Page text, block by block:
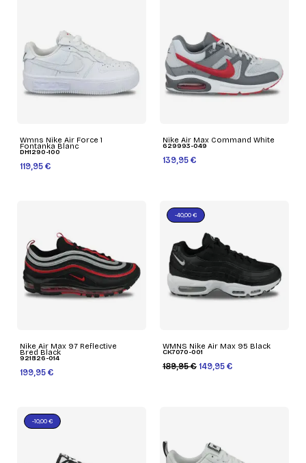
Wmns Nike Air Force 1
Fontanka Blanc
DH1290-100
119,95 €
Nike Air Max Command White
629993-049
139,95 €
Nike Air Max 97 Reflective
Bred Black
921826-014
199,95 €
WMNS Nike Air Max 95 Black
CK7070-001
189,95 € 149,95 €
-40,00 €
-10,00 €